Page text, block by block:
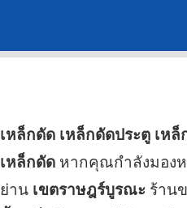
เหล็กดัด เหล็กดัดประตู เห
เหล็กดัด หากคุณกำลังมอง
ย่าน เขตราษฎร์บูรณะ ร้าน